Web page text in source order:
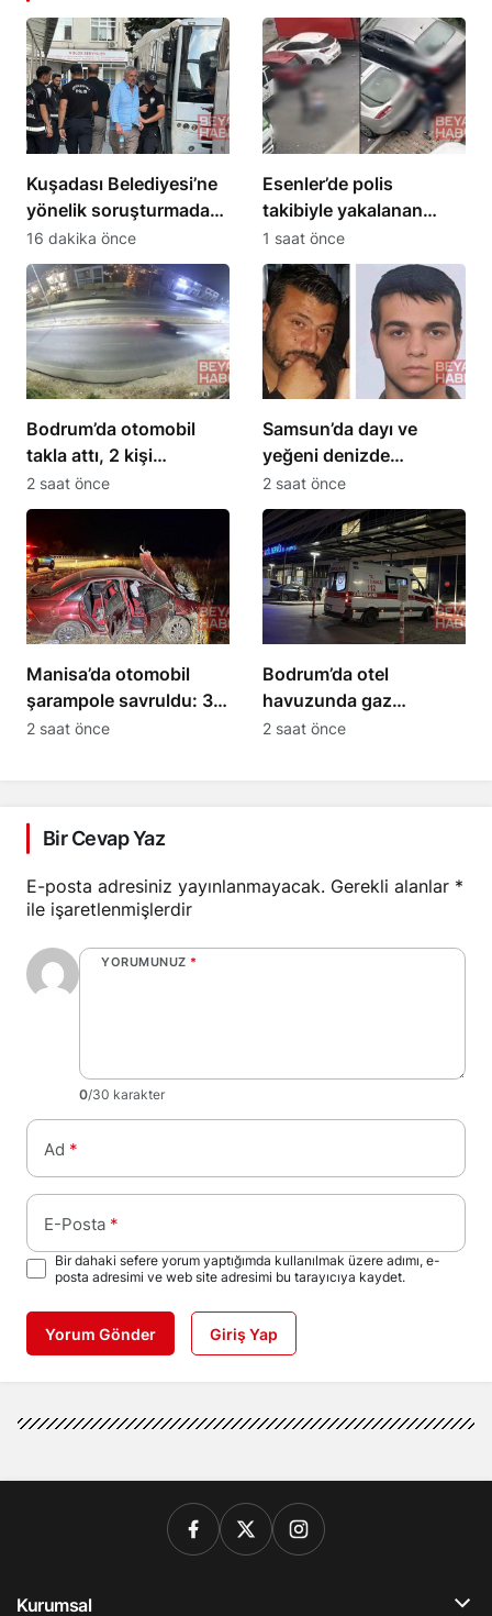
Kuşadası Belediyesi’ne
yönelik soruşturmada
16 şüpheli adliyeye sevk
edildi
16 dakika önce
Esenler’de polis
takibiyle yakalanan
Ahmet G.’nin sigara
paketinden uyuşturucu
çıktı
1 saat önce
Bodrum’da otomobil
takla attı, 2 kişi
yaralandı
2 saat önce
Samsun’da dayı ve
yeğeni denizde
boğuldu, hayatlarını
kaybetti
2 saat önce
Manisa’da otomobil
şarampole savruldu: 3
yaralı
2 saat önce
Bodrum’da otel
havuzunda gaz
sızıntısı; 15 kişi
2 saat önce
Bir Cevap Yaz
E-posta adresiniz yayınlanmayacak. Gerekli alanlar *
ile işaretlenmişlerdir
YORUMUNUZ *
0/30 karakter
Ad *
E-Posta *
Bir dahaki sefere yorum yaptığımda kullanılmak üzere adımı, e-
posta adresimi ve web site adresimi bu tarayıcıya kaydet.
Yorum Gönder Giriş Yap
Kurumsal